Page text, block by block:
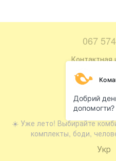
067
Полная
©
☀️ Уже лето! Выбирайте
комплекты, боди,
Укр